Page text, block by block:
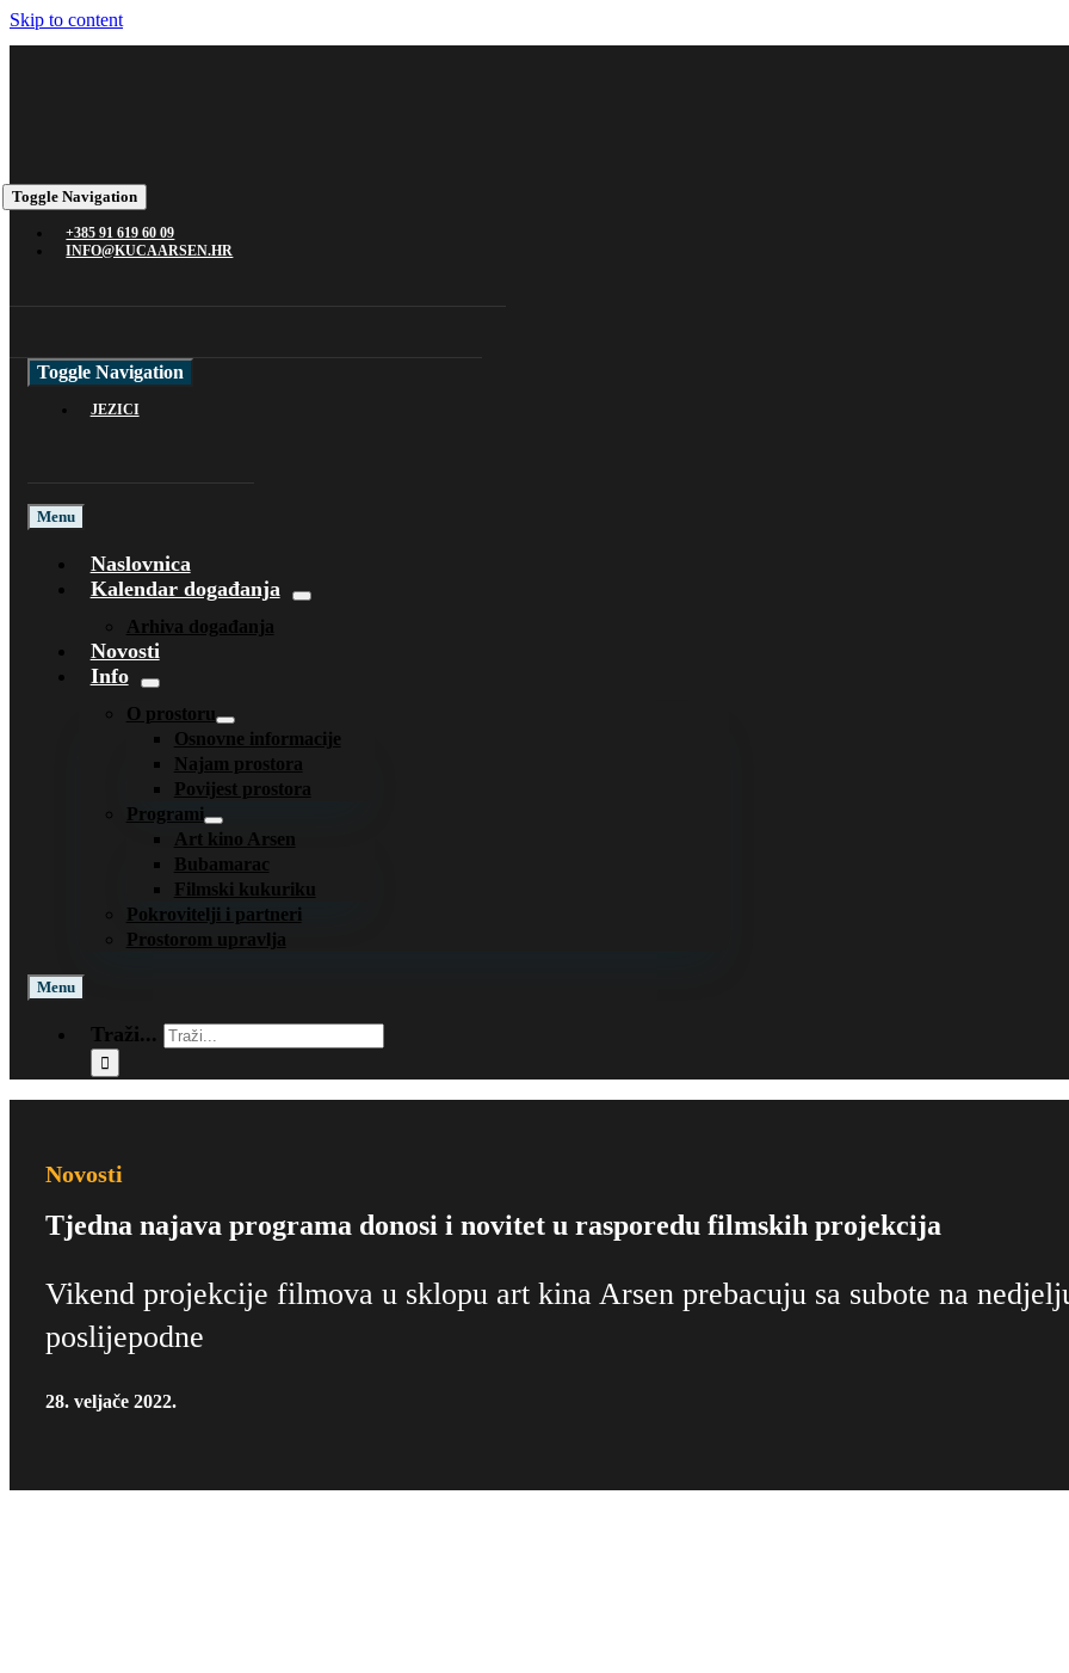
Skip to content
Toggle Navigation
+385 91 619 60 09
INFO@KUCAARSEN.HR
Toggle Navigation
JEZICI
Menu
Naslovnica
Kalendar događanja
Arhiva događanja
Novosti
Info
O prostoru
Osnovne informacije
Najam prostora
Povijest prostora
Programi
Art kino Arsen
Bubamarac
Filmski kukuriku
Pokrovitelji i partneri
Prostorom upravlja
Menu
Traži...
Novosti
Tjedna najava programa donosi i novitet u rasporedu filmskih projekcija
Vikend projekcije filmova u sklopu art kina Arsen prebacuju sa subote na
poslijepodne
28. veljače 2022.